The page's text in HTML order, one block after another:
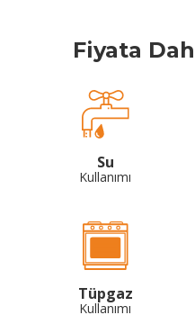
Fiyata
Su
Kullanımı
Tüpgaz
Kullanımı